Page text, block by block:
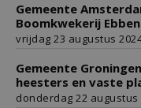
Gemeente
Boomkwekerij
vrijdag 23 augustus
Gemeente
heesters en vaste
donderdag 22 augustus